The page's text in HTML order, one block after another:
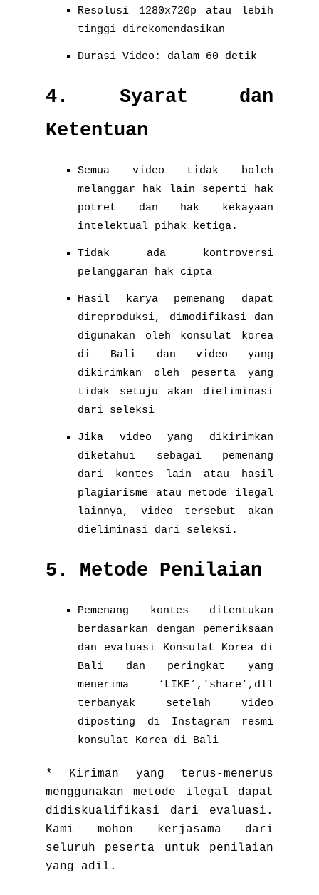
Resolusi 1280x720p atau lebih
tinggi direkomendasikan
Durasi Video: dalam 60 detik
4. Syarat dan
Ketentuan
Semua video tidak boleh
melanggar hak lain seperti hak
potret dan hak kekayaan
intelektual pihak ketiga.
Tidak ada kontroversi
pelanggaran hak cipta
Hasil karya pemenang dapat
direproduksi, dimodifikasi dan
digunakan oleh konsulat korea
di Bali dan video yang
dikirimkan oleh peserta yang
tidak setuju akan dieliminasi
dari seleksi
Jika video yang dikirimkan
diketahui sebagai pemenang
dari kontes lain atau hasil
plagiarisme atau metode ilegal
lainnya, video tersebut akan
dieliminasi dari seleksi.
5. Metode Penilaian
Pemenang kontes ditentukan
berdasarkan dengan pemeriksaan
dan evaluasi Konsulat Korea di
Bali dan peringkat yang
menerima ‘LIKE’,'share’,dll
terbanyak setelah video
diposting di Instagram resmi
konsulat Korea di Bali
* Kiriman yang terus-menerus
menggunakan metode ilegal dapat
didiskualifikasi dari evaluasi.
Kami mohon kerjasama dari
seluruh peserta untuk penilaian
yang adil.